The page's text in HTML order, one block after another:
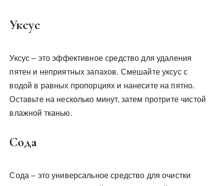
Уксус
Уксус – это эффективное средство для удаления
пятен и неприятных запахов. Смешайте уксус с
водой в равных пропорциях и нанесите на пятно.
Оставьте на несколько минут, затем протрите чистой
влажной тканью.
Сода
Сода – это универсальное средство для очистки